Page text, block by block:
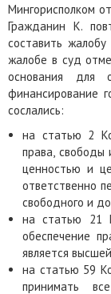
Мингорисполком
Гражданин К.
составить
жалобе в суд
основания для
финансирование
сослались:
на статью 2
права, свободы
ценностью и
ответственно
свободного и
на статью 21
обеспечение
является
на статью 59
принимать